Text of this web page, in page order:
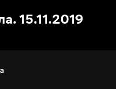
15.11.2019